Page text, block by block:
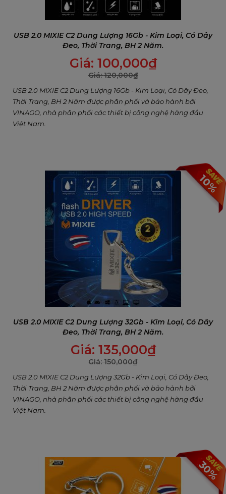
➟ MIXIE là thương hiệu Bàn Phím, Chuột Máy
Tính Chuyên Dụng Bán Chạy Số 01 Tại Thái
Lan 🇹🇭Với 12 Giải Thưởng Chất Lượng Quốc
Tế🇹🇭
➟ MIXIE bền bỉ với thương hiệu gần 20 năm
trên thị trường máy tính.
phụ kiện máy tính chuyên nghiệp, có trụ sở
tại Thái Lan và Trung Quốc.
➟ 12 Giải Thưởng Chất Lượng Quốc Tế
USB 2.0 MIXIE C2 Dung Lượng 16Gb - Kim Loại, Có Dây
Đeo, Thời Trang, BH 2 Năm.
Giá: 100,000₫
Giá:120,000₫
USB 2.0 MIXIE C2 Dung Lượng 16Gb - Kim Loại, Có Dây Đeo,
Thời Trang, BH 2 Năm được phân phối và bảo hành bởi
VINAGO, nhà phân phối các thiết bị công nghệ hàng đầu
Việt Nam.
10%
USB 2.0 MIXIE C2 Dung Lượng 32Gb - Kim Loại, Có Dây
Đeo, Thời Trang, BH 2 Năm.
Giá: 135,000₫
Giá:150,000₫
USB 2.0 MIXIE C2 Dung Lượng 32Gb - Kim Loại, Có Dây Đeo,
Thời Trang, BH 2 Năm được phân phối và bảo hành bởi
VINAGO, nhà phân phối các thiết bị công nghệ hàng đầu
Việt Nam.
30%